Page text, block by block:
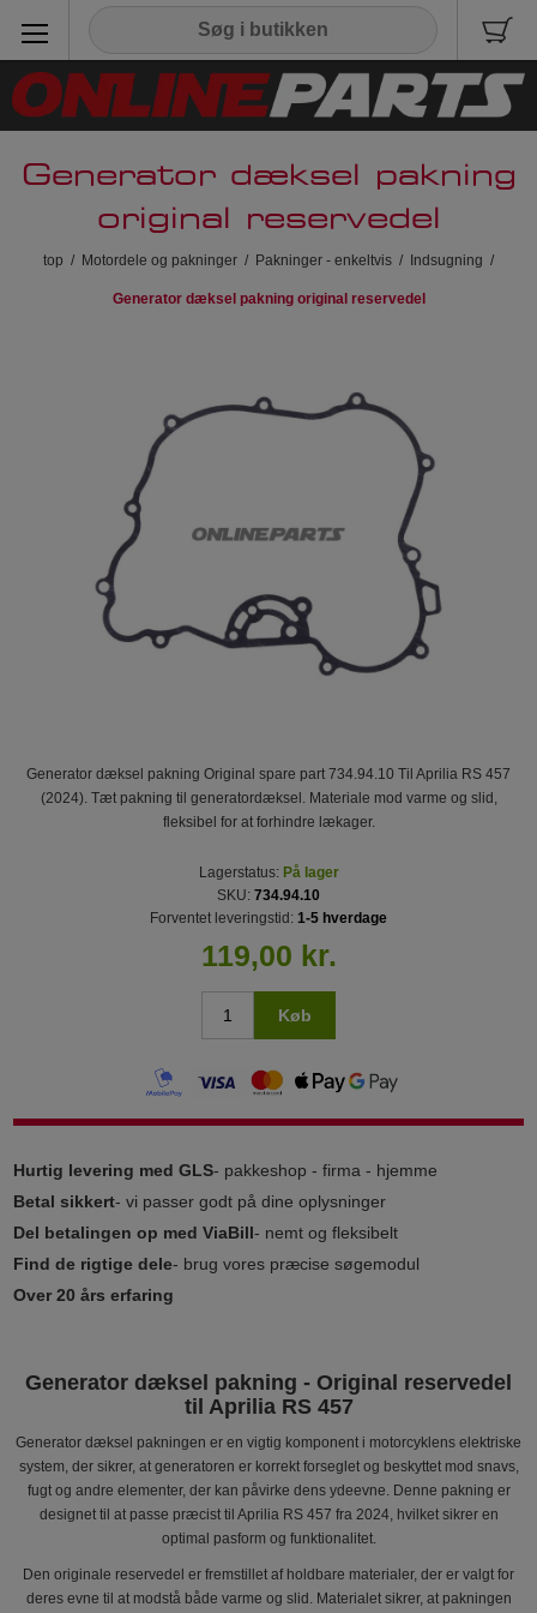
Generator dæksel pakning
original reservedel
top / Motordele og pakninger / Pakninger - enkeltvis / Indsugning /
Generator dæksel pakning original reservedel
Generator dæksel pakning Original spare part 734.94.10 Til Aprilia RS 457
(2024). Tæt pakning til generatordæksel. Materiale mod varme og slid,
fleksibel for at forhindre lækager.
Lagerstatus: På lager
SKU: 734.94.10
Forventet leveringstid: 1-5 hverdage
119,00 kr.
Køb
Hurtig levering med GLS- pakkeshop - firma - hjemme
Betal sikkert- vi passer godt på dine oplysninger
Del betalingen op med ViaBill- nemt og fleksibelt
Find de rigtige dele- brug vores præcise søgemodul
Over 20 års erfaring
Generator dæksel pakning - Original reservedel
til Aprilia RS 457
Generator dæksel pakningen er en vigtig komponent i motorcyklens elektriske
system, der sikrer, at generatoren er korrekt forseglet og beskyttet mod snavs,
fugt og andre elementer, der kan påvirke dens ydeevne. Denne pakning er
designet til at passe præcist til Aprilia RS 457 fra 2024, hvilket sikrer en
optimal pasform og funktionalitet.
Den originale reservedel er fremstillet af holdbare materialer, der er valgt for
deres evne til at modstå både varme og slid. Materialet sikrer, at pakningen